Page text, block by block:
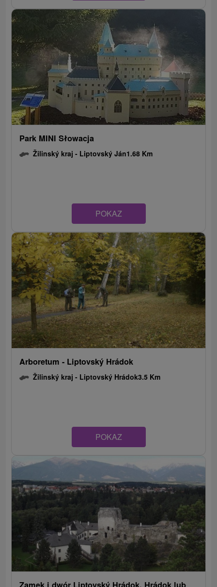
Park MINI Słowacja
Žilinský kraj - Liptovský Ján1.68 Km
POKAZ
Arboretum - Liptovský Hrádok
Žilinský kraj - Liptovský Hrádok3.5 Km
POKAZ
Zamek i dwór Liptovský Hrádok, Hrádok lub